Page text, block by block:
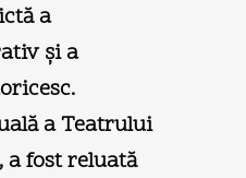
a
şi a
a Teatrului
a fost reluată